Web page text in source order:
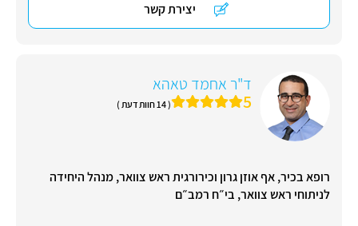
יצירת קשר
ד"ר אחמד טאהא
5 ( 14 חוות דעת )
רופא בכיר, אף אוזן גרון וכירורגית ראש צוואר, מנהל היחידה
לניתוחי ראש צוואר, בי״ח רמב״ם